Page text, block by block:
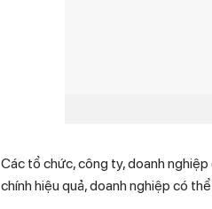
Các tổ chức, công ty, doanh
chính hiệu quả, doanh nghiệp có